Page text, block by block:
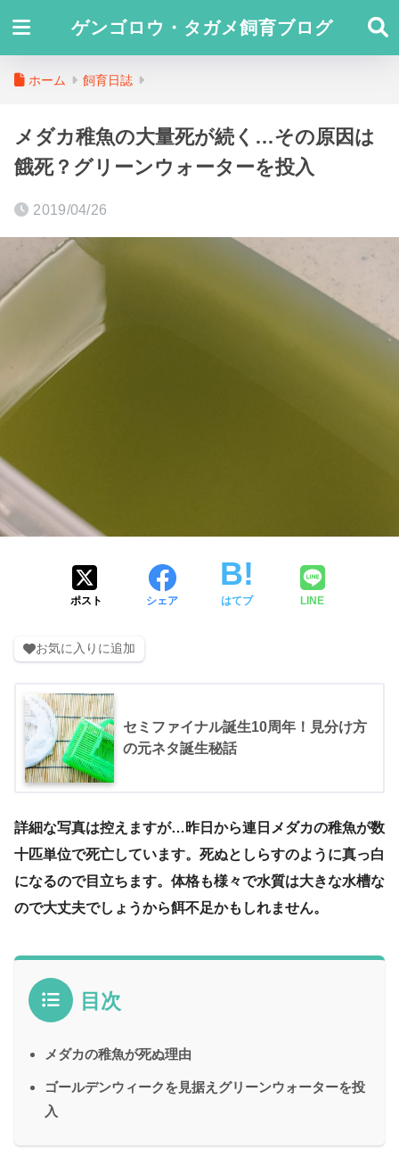
ゲンゴロウ・タガメ飼育ブログ
ホーム 飼育日誌
メダカ稚魚の大量死が続く…その原因は
餓死？グリーンウォーターを投入
2019/04/26
ポスト シェア はてブ LINE
お気に入りに追加
セミファイナル誕生10周年！見分け方
の元ネタ誕生秘話
詳細な写真は控えますが…昨日から連日メダカの稚魚が数
十匹単位で死亡しています。死ぬとしらすのように真っ白
になるので目立ちます。体格も様々で水質は大きな水槽な
ので大丈夫でしょうから餌不足かもしれません。
目次
メダカの稚魚が死ぬ理由
ゴールデンウィークを見据えグリーンウォーターを投
入